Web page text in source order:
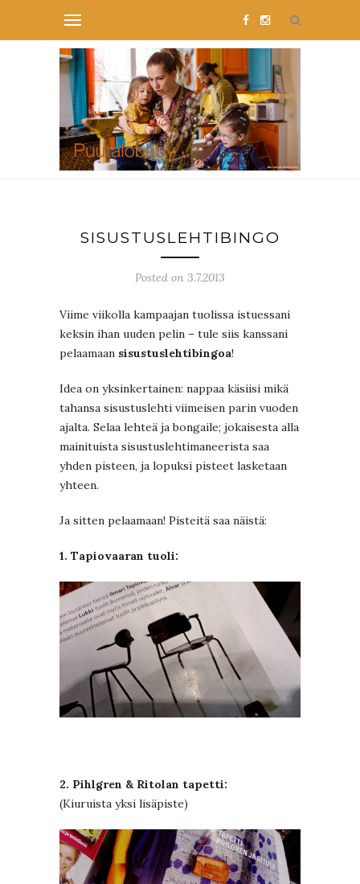
SISUSTUSLEHTIBINGO
Posted on 3.7.2013
Viime viikolla kampaajan tuolissa istuessani
keksin ihan uuden pelin – tule siis kanssani
pelaamaan sisustuslehtibingoa!
Idea on yksinkertainen: nappaa käsiisi mikä
tahansa sisustuslehti viimeisen parin vuoden
ajalta. Selaa lehteä ja bongaile; jokaisesta alla
mainituista sisustuslehtimaneerista saa
yhden pisteen, ja lopuksi pisteet lasketaan
yhteen.
Ja sitten pelaamaan! Pisteitä saa näistä:
1. Tapiovaaran tuoli:
2. Pihlgren & Ritolan tapetti:
(Kiuruista yksi lisäpiste)